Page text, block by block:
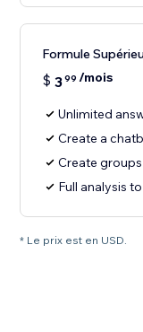
Formule
$ 399 /mois
Unlimited
Create a
Create
Full analysis
* Le prix est en USD.